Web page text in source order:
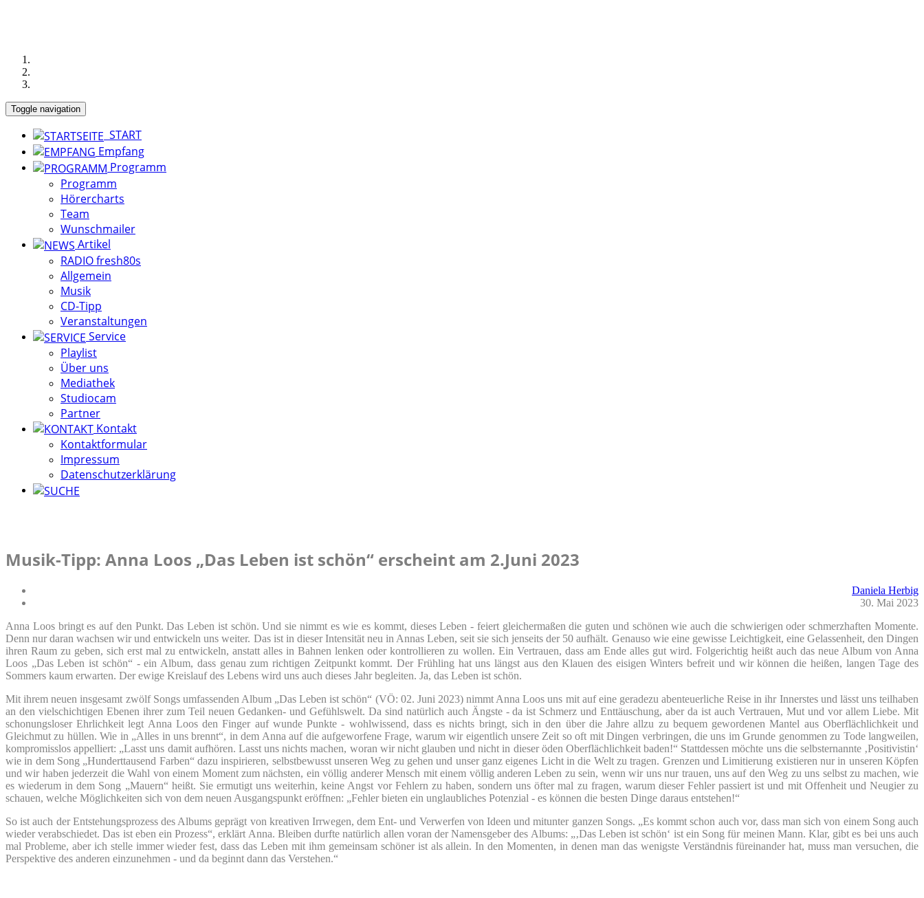
Toggle navigation
START
Empfang
Programm
Programm
Hörercharts
Team
Wunschmailer
Artikel
RADIO fresh80s
Allgemein
Musik
CD-Tipp
Veranstaltungen
Service
Playlist
Über uns
Mediathek
Studiocam
Partner
Kontakt
Kontaktformular
Impressum
Datenschutzerklärung
Musik-Tipp: Anna Loos „Das Leben ist schön“ erscheint am 2.Juni 2023
Daniela Herbig
30. Mai 2023
Anna Loos bringt es auf den Punkt. Das Leben ist schön. Und sie nimmt es wie es kommt, dieses Leben - feiert gleichermaßen die guten und schönen wie auch die schwierigen oder schmerzhaften Momente.
Denn nur daran wachsen wir und entwickeln uns weiter. Das ist in dieser Intensität neu in Annas Leben, seit sie sich jenseits der 50 aufhält. Genauso wie eine gewisse Leichtigkeit, eine Gelassenheit, den Dingen
ihren Raum zu geben, sich erst mal zu entwickeln, anstatt alles in Bahnen lenken oder kontrollieren zu wollen. Ein Vertrauen, dass am Ende alles gut wird. Folgerichtig heißt auch das neue Album von Anna
Loos „Das Leben ist schön“ - ein Album, dass genau zum richtigen Zeitpunkt kommt. Der Frühling hat uns längst aus den Klauen des eisigen Winters befreit und wir können die heißen, langen Tage des
Sommers kaum erwarten. Der ewige Kreislauf des Lebens wird uns auch dieses Jahr begleiten. Ja, das Leben ist schön.
Mit ihrem neuen insgesamt zwölf Songs umfassenden Album „Das Leben ist schön“ (VÖ: 02. Juni 2023) nimmt Anna Loos uns mit auf eine geradezu abenteuerliche Reise in ihr Innerstes und lässt uns teilhaben
an den vielschichtigen Ebenen ihrer zum Teil neuen Gedanken- und Gefühlswelt. Da sind natürlich auch Ängste - da ist Schmerz und Enttäuschung, aber da ist auch Vertrauen, Mut und vor allem Liebe. Mit
schonungsloser Ehrlichkeit legt Anna Loos den Finger auf wunde Punkte - wohlwissend, dass es nichts bringt, sich in den über die Jahre allzu zu bequem gewordenen Mantel aus Oberflächlichkeit und
Gleichmut zu hüllen. Wie in „Alles in uns brennt“, in dem Anna auf die aufgeworfene Frage, warum wir eigentlich unsere Zeit so oft mit Dingen verbringen, die uns im Grunde genommen zu Tode langweilen,
kompromisslos appelliert: „Lasst uns damit aufhören. Lasst uns nichts machen, woran wir nicht glauben und nicht in dieser öden Oberflächlichkeit baden!“ Stattdessen möchte uns die selbsternannte ‚Positivistin‘
wie in dem Song „Hunderttausend Farben“ dazu inspirieren, selbstbewusst unseren Weg zu gehen und unser ganz eigenes Licht in die Welt zu tragen. Grenzen und Limitierung existieren nur in unseren Köpfen
und wir haben jederzeit die Wahl von einem Moment zum nächsten, ein völlig anderer Mensch mit einem völlig anderen Leben zu sein, wenn wir uns nur trauen, uns auf den Weg zu uns selbst zu machen, wie
es wiederum in dem Song „Mauern“ heißt. Sie ermutigt uns weiterhin, keine Angst vor Fehlern zu haben, sondern uns öfter mal zu fragen, warum dieser Fehler passiert ist und mit Offenheit und Neugier zu
schauen, welche Möglichkeiten sich von dem neuen Ausgangspunkt eröffnen: „Fehler bieten ein unglaubliches Potenzial - es können die besten Dinge daraus entstehen!“
So ist auch der Entstehungsprozess des Albums geprägt von kreativen Irrwegen, dem Ent- und Verwerfen von Ideen und mitunter ganzen Songs. „Es kommt schon auch vor, dass man sich von einem Song auch
wieder verabschiedet. Das ist eben ein Prozess“, erklärt Anna. Bleiben durfte natürlich allen voran der Namensgeber des Albums: „‚Das Leben ist schön‘ ist ein Song für meinen Mann. Klar, gibt es bei uns auch
mal Probleme, aber ich stelle immer wieder fest, dass das Leben mit ihm gemeinsam schöner ist als allein. In den Momenten, in denen man das wenigste Verständnis füreinander hat, muss man versuchen, die
Perspektive des anderen einzunehmen - und da beginnt dann das Verstehen.“